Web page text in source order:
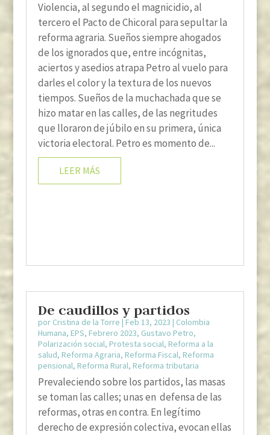
Violencia, al segundo el magnicidio, al
tercero el Pacto de Chicoral para sepultar la
reforma agraria. Sueños siempre ahogados
de los ignorados que, entre incógnitas,
aciertos y asedios atrapa Petro al vuelo para
darles el color y la textura de los nuevos
tiempos. Sueños de la muchachada que se
hizo matar en las calles, de las negritudes
que lloraron de júbilo en su primera, única
victoria electoral. Petro es momento de...
LEER MÁS
De caudillos y partidos
por Cristina de la Torre | Feb 13, 2023 | Colombia
Humana, EPS, Febrero 2023, Gustavo Petro,
Polarización social, Protesta social, Reforma a la
salud, Reforma Agraria, Reforma Fiscal, Reforma
pensional, Reforma Rural, Reforma tributaria
Prevaleciendo sobre los partidos, las masas
se toman las calles; unas en defensa de las
reformas, otras en contra. En legítimo
derecho de expresión colectiva, evocan ellas